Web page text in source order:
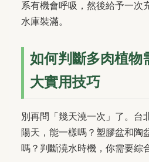
系有機會呼吸，然後給予一次
水庫裝滿。
如何判斷多肉植物
大實用技巧
別再問「幾天澆一次」了。台
陽天，能一樣嗎？塑膠盆和陶
嗎？判斷澆水時機，你需要綜